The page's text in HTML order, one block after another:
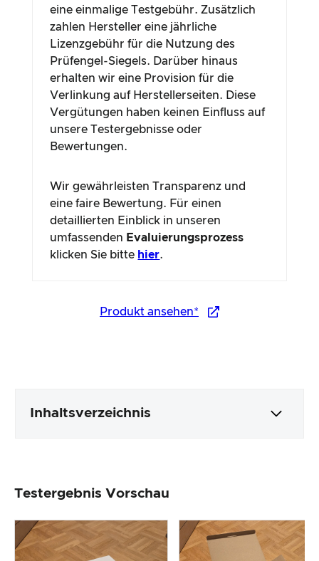
eine einmalige Testgebühr. Zusätzlich
zahlen Hersteller eine jährliche
Lizenzgebühr für die Nutzung des
Prüfengel-Siegels. Darüber hinaus
erhalten wir eine Provision für die
Verlinkung auf Herstellerseiten. Diese
Vergütungen haben keinen Einfluss auf
unsere Testergebnisse oder
Bewertungen.
Wir gewährleisten Transparenz und
eine faire Bewertung. Für einen
detaillierten Einblick in unseren
umfassenden Evaluierungsprozess
klicken Sie bitte hier.
Produkt ansehen*
Inhaltsverzeichnis
Produktverarbeitung & Erscheinungsbild
Der Praxistest
Testergebnis Vorschau